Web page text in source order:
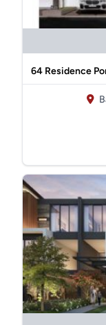
64 Residence